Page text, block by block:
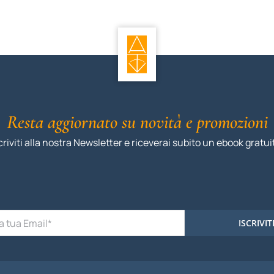
Resta aggiornato su novità e promozioni
alla nostra Newsletter e riceverai subito un ebook
ISCRIVITI